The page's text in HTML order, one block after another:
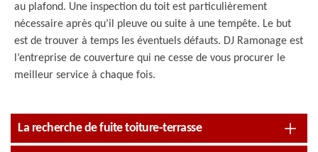
au plafond. Une inspection du toit est particulièrement
nécessaire après qu’il pleuve ou suite à une tempête. Le but
est de trouver à temps les éventuels défauts. DJ Ramonage est
l’entreprise de couverture qui ne cesse de vous procurer le
meilleur service à chaque fois.
La recherche de fuite toiture-terrasse